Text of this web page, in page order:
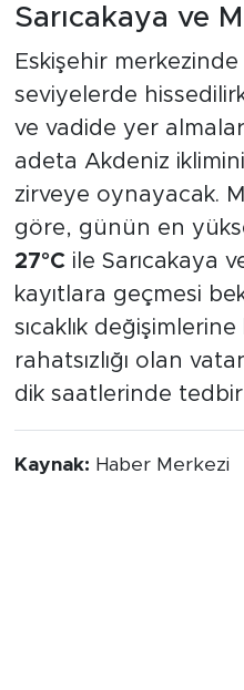
Sarıcakaya ve
Eskişehir merkezinde
seviyelerde
ve vadide yer
adeta Akdeniz
zirveye oynayacak.
göre, günün en
27°Cile Sarıcakaya
kayıtlara geçmesi
sıcaklık
rahatsızlığı olan
dik saatlerinde
Kaynak: Haber Merkezi